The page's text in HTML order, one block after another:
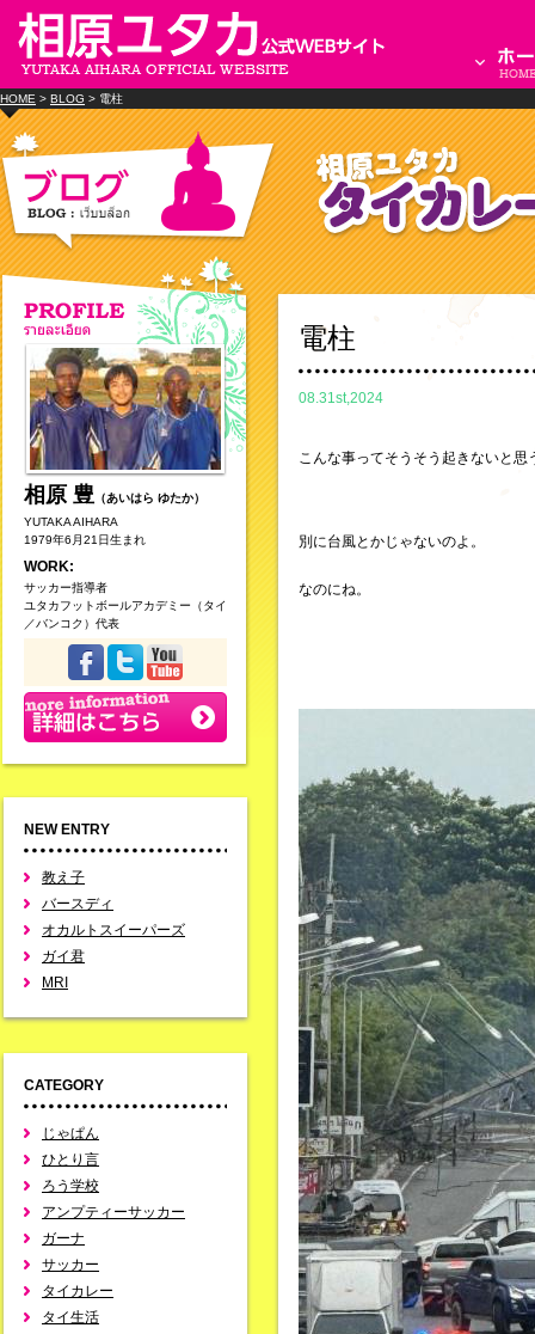
HOME > BLOG > 電柱
相原 豊 （あいはら ゆたか）
YUTAKA AIHARA
1979年6月21日生まれ
WORK:
サッカー指導者
ユタカフットボールアカデミー（タイ
／バンコク）代表
NEW ENTRY
教え子
バースディ
オカルトスイーパーズ
ガイ君
MRI
CATEGORY
じゃぱん
ひとり言
ろう学校
アンプティーサッカー
ガーナ
サッカー
タイカレー
タイ生活
電柱
08.31st,2024
こんな事ってそうそう起きないと思
別に台風とかじゃないのよ。
なのにね。